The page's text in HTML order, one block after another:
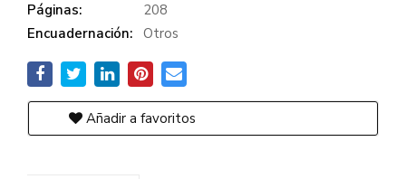
Páginas:
208
Encuadernación: Otros
Añadir a favoritos